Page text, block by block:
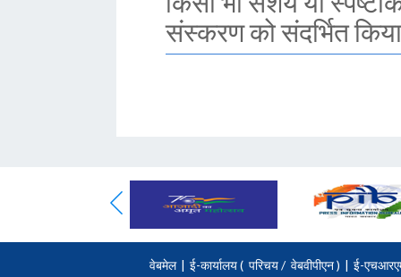
संस्करण को संदर्भित
वेबमेल | ई-कार्यालय ( परिचय/ वेबवीपीएन ) | ई-